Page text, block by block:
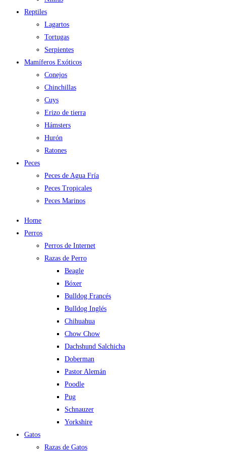
Reptiles
Lagartos
Tortugas
Serpientes
Mamíferos Exóticos
Conejos
Chinchillas
Cuys
Erizo de tierra
Hámsters
Hurón
Ratones
Peces
Peces de Agua Fría
Peces Tropicales
Peces Marinos
Home
Perros
Perros de Internet
Razas de Perro
Beagle
Bóxer
Bulldog Francés
Bulldog Inglés
Chihuahua
Chow Chow
Dachshund Salchicha
Doberman
Pastor Alemán
Poodle
Pug
Schnauzer
Yorkshire
Gatos
Razas de Gatos